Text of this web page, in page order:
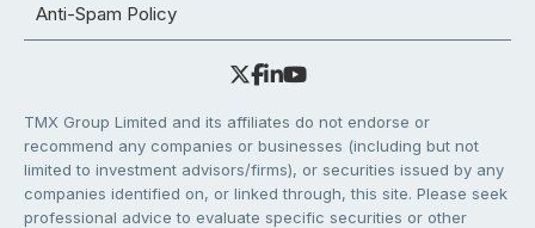
Anti-Spam Policy
TMX Group Limited and its affiliates do not endorse or
recommend any companies or businesses (including but not
limited to investment advisors/firms), or securities issued by any
companies identified on, or linked through, this site. Please seek
professional advice to evaluate specific securities or other